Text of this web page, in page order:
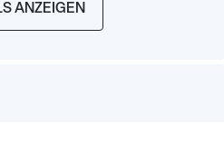
ANZEIGEN